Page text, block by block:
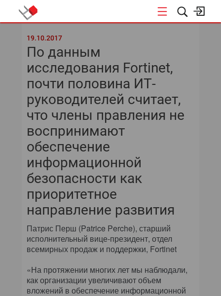
19.10.2017
По данным
исследования Fortinet,
почти половина ИТ-
руководителей считает,
что члены правления не
воспринимают
обеспечение
информационной
безопасности как
приоритетное
направление развития
Патрис Перш (Patrice Perche), старший
исполнительный вице-президент, отдел
всемирных продаж и поддержки, Fortinet
«На протяжении многих лет мы наблюдали,
как организации увеличивают объем
вложений в обеспечение информационной